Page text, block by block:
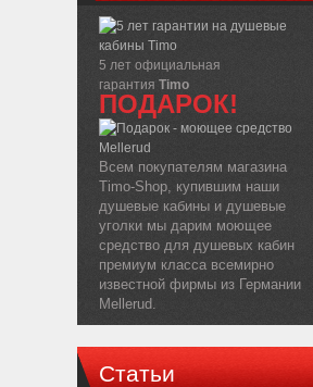
5 лет официальная
гарантия Timo
ПОДАРОК!
Всем покупателям магазина
Timo-Shop, купившим наши
душевые кабины и душевые
уголки мы дарим моющее
средство для душевых кабин
премиум класса всемирно
известной фирмы из Германии
Mellerud.
Статьи